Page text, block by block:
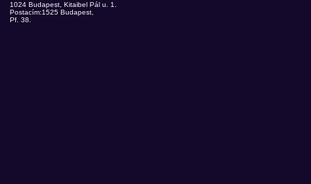
1024 Budapest, Kitaibel Pál u. 1.
Postacím:1525 Budapest,
Pf. 38.